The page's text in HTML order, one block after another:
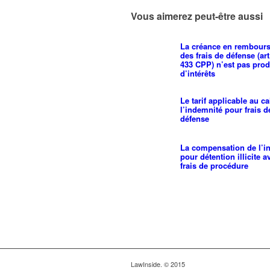
Vous aimerez peut-être aussi
La créance en
des frais de défense
433 CPP) n’est pas
d’intérêts
Le tarif applicable au
l’indemnité pour frais
défense
La compensation de
pour détention illicite
frais de procédure
LawInside. © 2015